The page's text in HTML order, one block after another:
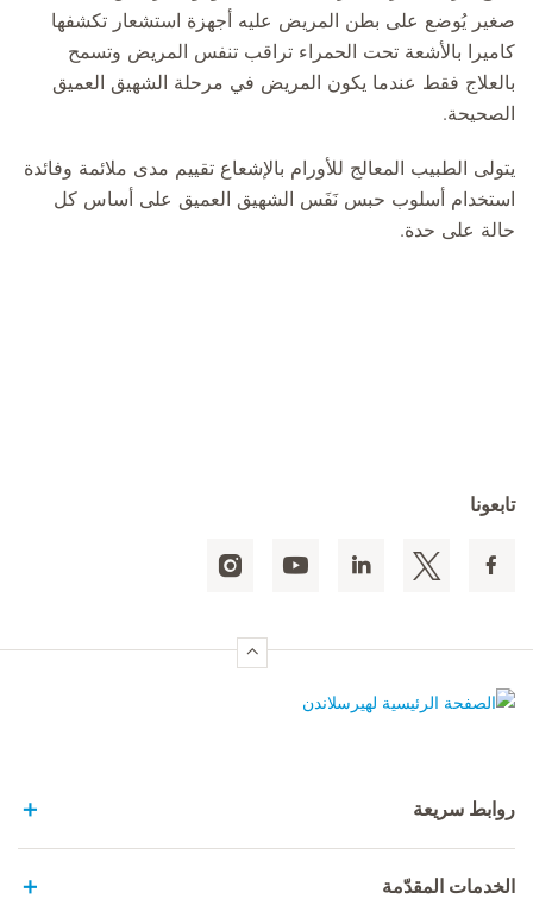
صغير يُوضع على بطن المريض عليه أجهزة استشعار تكشفها
كاميرا بالأشعة تحت الحمراء تراقب تنفس المريض ‏وتسمح
بالعلاج فقط عندما يكون المريض في مرحلة الشهيق العميق
الصحيحة.
يتولى الطبيب المعالج للأورام بالإشعاع تقييم مدى ملائمة وفائدة
استخدام أسلوب حبس نَفَس الشهيق العميق على أساس كل
حالة على حدة.
تابعونا
روابط سريعة
الخدمات المقدّمة